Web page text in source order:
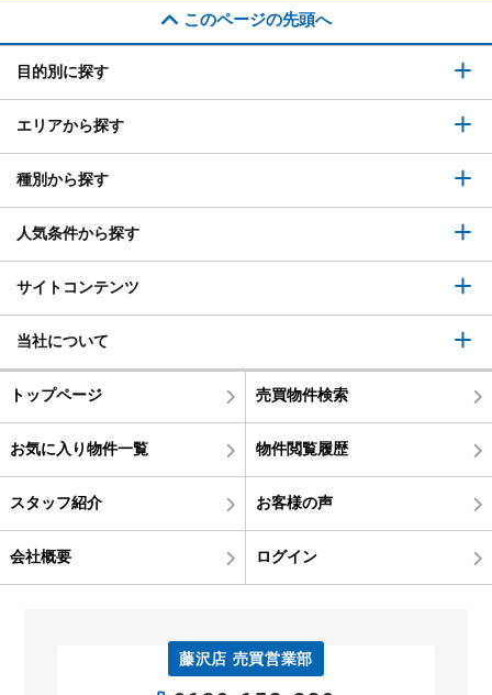
このページの先頭へ
目的別に探す
エリアから探す
種別から探す
人気条件から探す
サイトコンテンツ
当社について
トップページ 売買物件検索
お気に入り物件一覧 物件閲覧履歴
スタッフ紹介 お客様の声
会社概要 ログイン
藤沢店 売買営業部